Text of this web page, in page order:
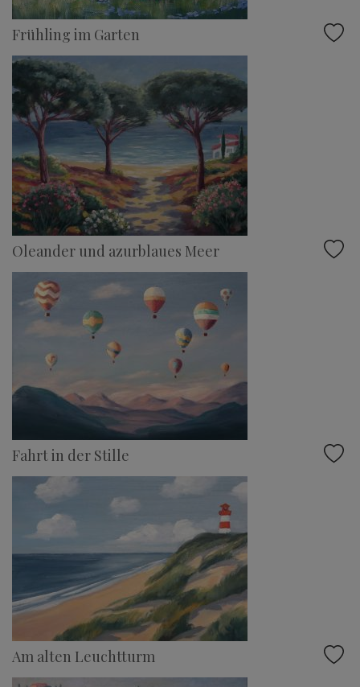
Frühling im Garten
Oleander und azurblaues Meer
Fahrt in der Stille
Am alten Leuchtturm